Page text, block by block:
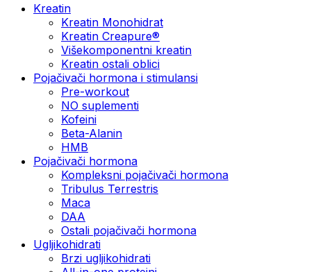
Kreatin
Kreatin Monohidrat
Kreatin Creapure®
Višekomponentni kreatin
Kreatin ostali oblici
Pojačivači hormona i stimulansi
Pre-workout
NO suplementi
Kofeini
Beta-Alanin
HMB
Pojačivači hormona
Kompleksni pojačivači hormona
Tribulus Terrestris
Maca
DAA
Ostali pojačivači hormona
Ugljikohidrati
Brzi ugljikohidrati